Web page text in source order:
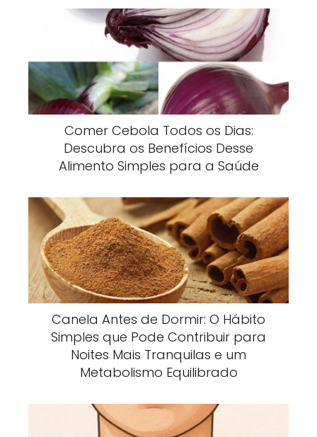
Comer Cebola Todos os Dias:
Descubra os Benefícios Desse
Alimento Simples para a Saúde
Canela Antes de Dormir: O Hábito
Simples que Pode Contribuir para
Noites Mais Tranquilas e um
Metabolismo Equilibrado